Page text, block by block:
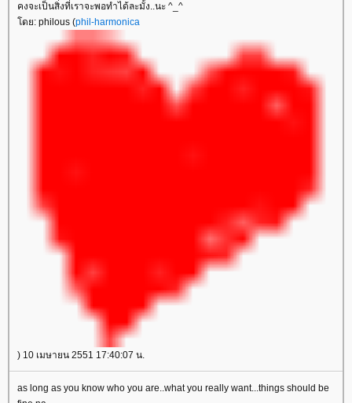
คงจะเป็นสิ่งที่เราจะพอทำได้ละมั้ง..นะ ^_^
ดย: philous (phil-harmonica
) 10 เมษายน 2551 17:40:07 น.
as long as you know who you are..what you really want...things should be